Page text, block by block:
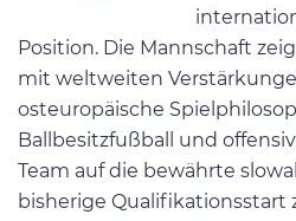
Position. Die Mannschaft
mit weltweiten
osteuropäische
Ballbesitzfußball und
Team auf die bewährte
bisherige Qualifikationsstart